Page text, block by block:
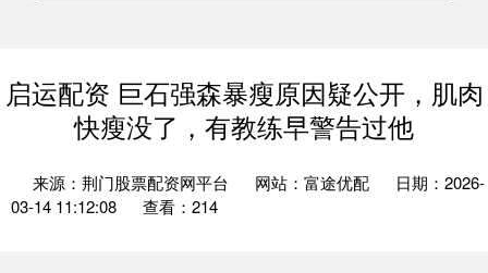
启运配资 巨石强森暴瘦原因疑公开，肌肉
快瘦没了，有教练早警告过他
来源：荆门股票配资网平台 网站：富途优配
日期：2026-
03-14 11:12:08
查看：214